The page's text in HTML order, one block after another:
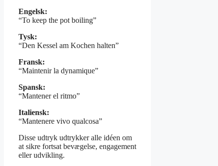
Engelsk:
“To keep the pot boiling”
Tysk:
“Den Kessel am Kochen halten”
Fransk:
“Maintenir la dynamique”
Spansk:
“Mantener el ritmo”
Italiensk:
“Mantenere vivo qualcosa”
Disse udtryk udtrykker alle idéen om
at sikre fortsat bevægelse, engagement
eller udvikling.